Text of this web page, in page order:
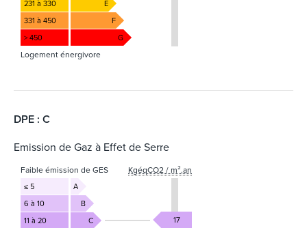
231 à 330
E
331 à 450
F
> 450
G
Logement énergivore
DPE : C
Emission de Gaz à Effet de Serre
Faible émission de GES KgéqCO2 / m².an
≤ 5
A
6 à 10
B
11 à 20
C
17